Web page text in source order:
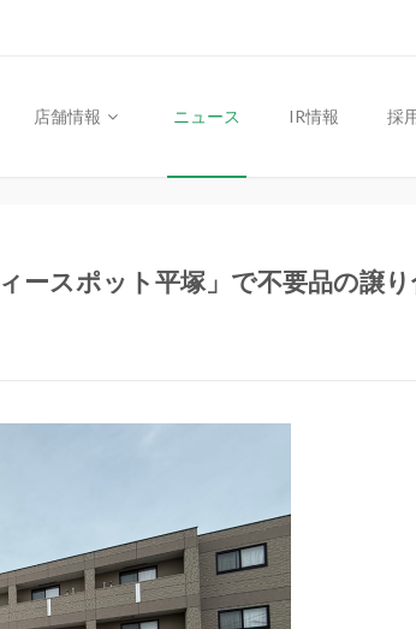
店舗情報 ニュース IR情報 採
ースポット平塚」で不要品の譲